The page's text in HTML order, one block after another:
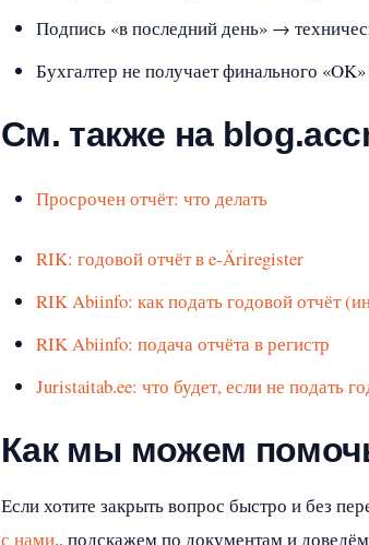
Подпись «в последний день» →
Бухгалтер не получает финального
См. также на
Просрочен отчёт: что делать
RIK: годовой отчёт в e‑Äriregister
RIK Abiinfo: как подать годовой отчёт
RIK Abiinfo: подача отчёта в регистр
Juristaitab.ee: что будет, если не подать
Как мы можем
Если хотите закрыть вопрос быстро и без
с нами., подскажем по документам и